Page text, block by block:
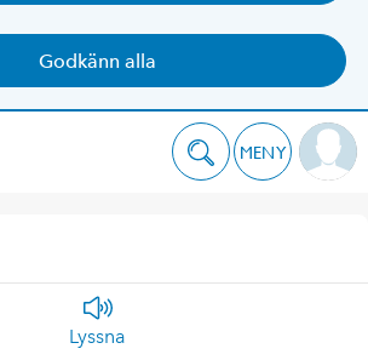
Godkänn alla
MENY
Lyssna